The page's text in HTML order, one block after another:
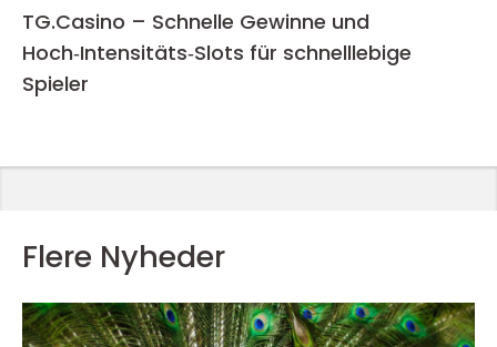
TG.Casino – Schnelle Gewinne und
Hoch‑Intensitäts‑Slots für schnelllebige
Spieler
Flere Nyheder